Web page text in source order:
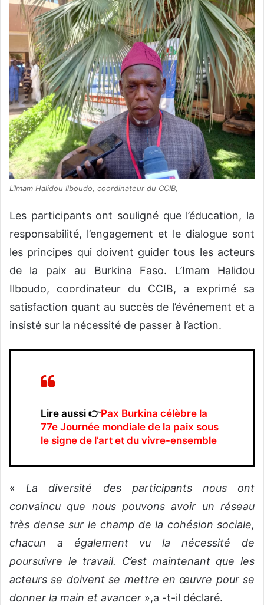
L’Imam Halidou Ilboudo, coordinateur du CCIB,
Les participants ont souligné que l’éducation, la
responsabilité, l’engagement et le dialogue sont
les principes qui doivent guider tous les acteurs
de la paix au Burkina Faso. L’Imam Halidou
Ilboudo, coordinateur du CCIB, a exprimé sa
satisfaction quant au succès de l’événement et a
insisté sur la nécessité de passer à l’action.
Lire aussi 👉Pax Burkina célèbre la
77e Journée mondiale de la paix sous
le signe de l’art et du vivre-ensemble
«La diversité des participants nous ont
convaincu que nous pouvons avoir un réseau
très dense sur le champ de la cohésion sociale,
chacun a également vu la nécessité de
poursuivre le travail. C’est maintenant que les
acteurs se doivent se mettre en œuvre pour se
donner la main et avancer »,a -t-il déclaré.